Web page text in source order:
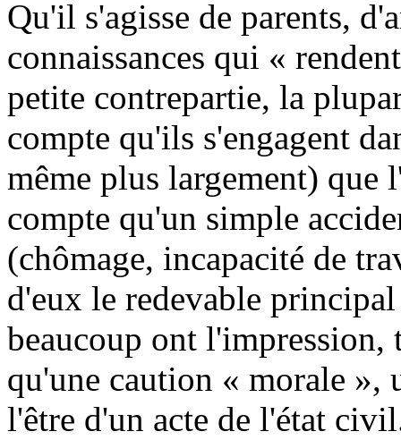
Qu'il s'agisse de parents,
connaissances qui «
petite contrepartie, la
compte qu'ils s'engagent
même plus largement) que
compte qu'un simple
(chômage, incapacité de
d'eux le redevable
beaucoup ont l'impression,
qu'une caution « morale »,
l'être d'un acte de l'état